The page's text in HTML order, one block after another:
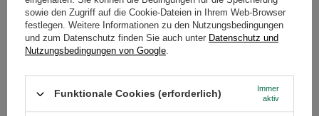
🔹Schritt 2: Wasser aufgießen- Gießen Sie warmes Wasser (70-
80°C) in die Tasse bis knapp unter die Verengung unter dem Rand
und lassen Sie Platz für die Yerba.
- die Blätter auf die Wasseroberfläche
sowie den Zugriff auf die Cookie-Dateien in Ihrem Web-Browser
festlegen. Weitere Informationen zu den Nutzungsbedingungen
und zum Datenschutz finden Sie auch unter Datenschutz und
Nutzungsbedingungen von Google.
Funktionale Cookies (erforderlich)
Immer
aktiv